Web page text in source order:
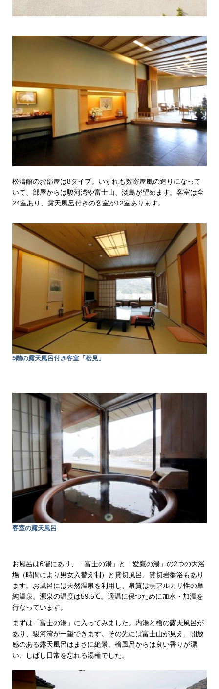
松濤館のお部屋は8タイプ。いずれも数寄屋風の造りになって
いて、部屋からは駿河湾や富士山、淡島が望めます。客室は全
24室あり、露天風呂付きの客室が12室あります。
5階の露天風呂付き客室「松見」
客室の露天風呂
お風呂は6階にあり、「富士の湯」と「愛鷹の湯」の2つの大浴
場（時間により男女入替え制）と貸切風呂、貸切岩盤浴もあり
ます。お風呂には天然温泉を利用し、泉質は弱アルカリ性の単
純温泉。源泉の温度は59.5℃。適温に保つために加水・加温を
行なっています。
まずは「富士の湯」に入ってみました。内湯と檜の露天風呂が
あり、駿河湾が一望できます。その先には富士山が見え、開放
感のある露天風呂はまさに絶景。檜風呂からは良い香りが漂
い、しばし日常を忘れる湯種でした。